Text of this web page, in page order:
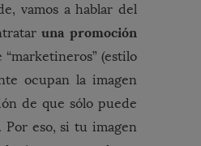
vamos a hablar del
una promoción
(estilo
ocupan la imagen
de que sólo puede
eso, si tu imagen